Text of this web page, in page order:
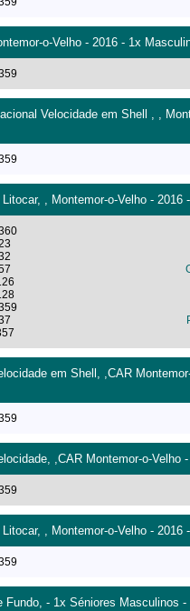
o-Velho - 2016 - 1x
Velocidade em Shell , ,
, Montemor-o-Velho -
em Shell, ,CAR
,CAR Montemor-o-
, Montemor-o-Velho -
Fundo, - 1x Séniores Masculinos -